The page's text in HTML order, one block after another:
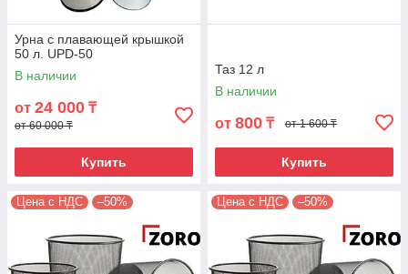
Урна с плавающей крышкой
50 л. UPD-50
В наличии
от 24 000 ₸
от 60 000 ₸
Купить
Таз 12 л
В наличии
от 800 ₸ от 1 600 ₸
Купить
Цена с НДС –50% Цена с НДС –50%